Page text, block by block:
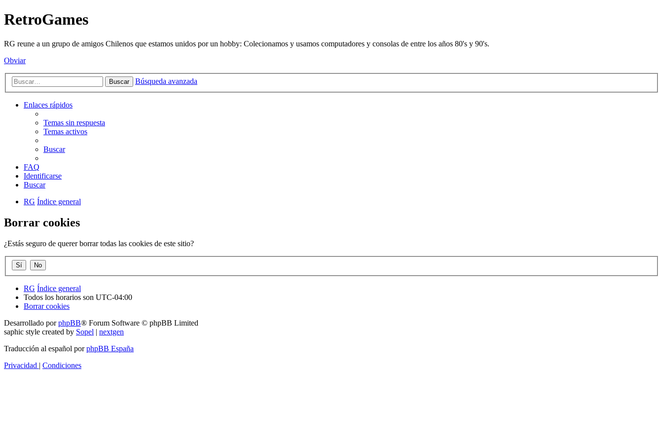
RetroGames
RG reune a un grupo de amigos Chilenos que estamos unidos por un hobby: Colecionamos y usamos computadores y consolas de entre los años 80's y 90's.
Obviar
Buscar Búsqueda avanzada
Enlaces rápidos
Temas sin respuesta
Temas activos
Buscar
FAQ
Identificarse
Buscar
RG Índice general
Borrar cookies
¿Estás seguro de querer borrar todas las cookies de este sitio?
RG Índice general
Todos los horarios son UTC-04:00
Borrar cookies
Desarrollado porphpBB® Forum Software © phpBB Limited
saphic style created by Sopel | nextgen
Traducción al español porphpBB España
Privacidad | Condiciones